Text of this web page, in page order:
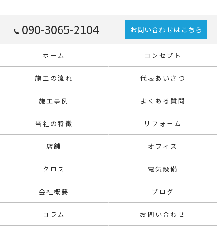
090-3065-2104 お問い合わせはこちら
ホーム コンセプト
施工の流れ 代表あいさつ
施工事例 よくある質問
当社の特徴 リフォーム
店舗 オフィス
クロス 電気設備
会社概要 ブログ
コラム お問い合わせ